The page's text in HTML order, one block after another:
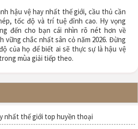
hậu vệ hay nhất thế giới, cầu thủ cần
tốc độ và trí tuệ đỉnh cao. Hy vọng
đến cho bạn cái nhìn rõ nét hơn về
vững chắc nhất sân cỏ năm 2026. Đừng
của họ để biết ai sẽ thực sự là hậu vệ
mùa giải tiếp theo.
nhất thế giới top huyền thoại